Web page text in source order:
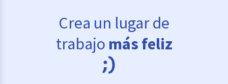
Crea un lugar de
trabajo más feliz